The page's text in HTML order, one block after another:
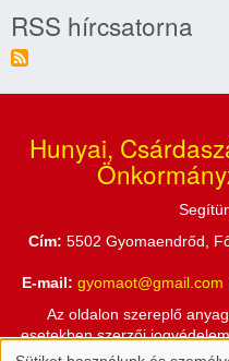
RSS hírcsatorna
Hunyai,
Cím: 5502 Gyomaendrőd,
E-mail: gyomaot@gmail.com
Az oldalon szereplő
esetekben szerzői
honlapon található